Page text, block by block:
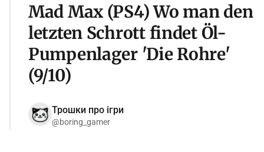
Mad Max (PS4) Wo man den
letzten Schrott findet Öl-
Pumpenlager 'Die Rohre'
(9/10)
Трошки про ігри
@boring_gamer